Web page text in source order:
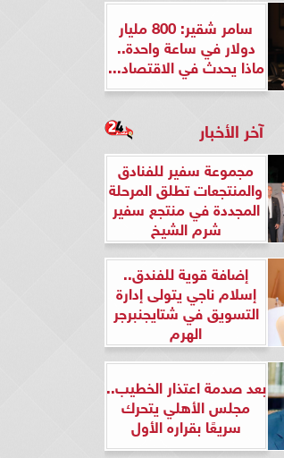
سامر شقير: 800 مليار
دولار في ساعة واحدة..
ماذا يحدث في الاقتصاد...
آخر الأخبار
مجموعة سفير للفنادق
والمنتجعات تطلق المرحلة
المجددة في منتجع سفير
شرم الشيخ
إضافة قوية للفندق..
إسلام ناجي يتولى إدارة
التسويق في شتايجنبرجر
الهرم
بعد صدمة اعتذار الخطيب..
مجلس الأهلي يتحرك
سريعًا بقراره الأول